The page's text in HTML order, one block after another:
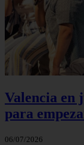
Valencia en
para
06/07/2026